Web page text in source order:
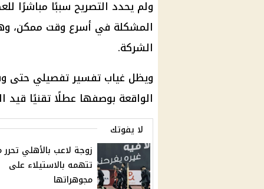
ولم يحدد التصريح سببًا مباشرًا
المشكلة في أسرع وقت ممكن،
الشركة.
ويظل غياب تفسير تفصيلي حتى
الواقعة بوصفها عطلًا تقنيًا قيد
لا يفوتك
زوجة لاعب بالأهلي تحرر
تتهمه بالاستيلاء على
مجوهراتها